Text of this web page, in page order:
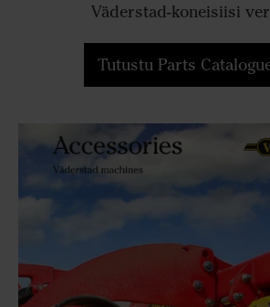
Väderstad-koneisiisi
Tutustu Parts